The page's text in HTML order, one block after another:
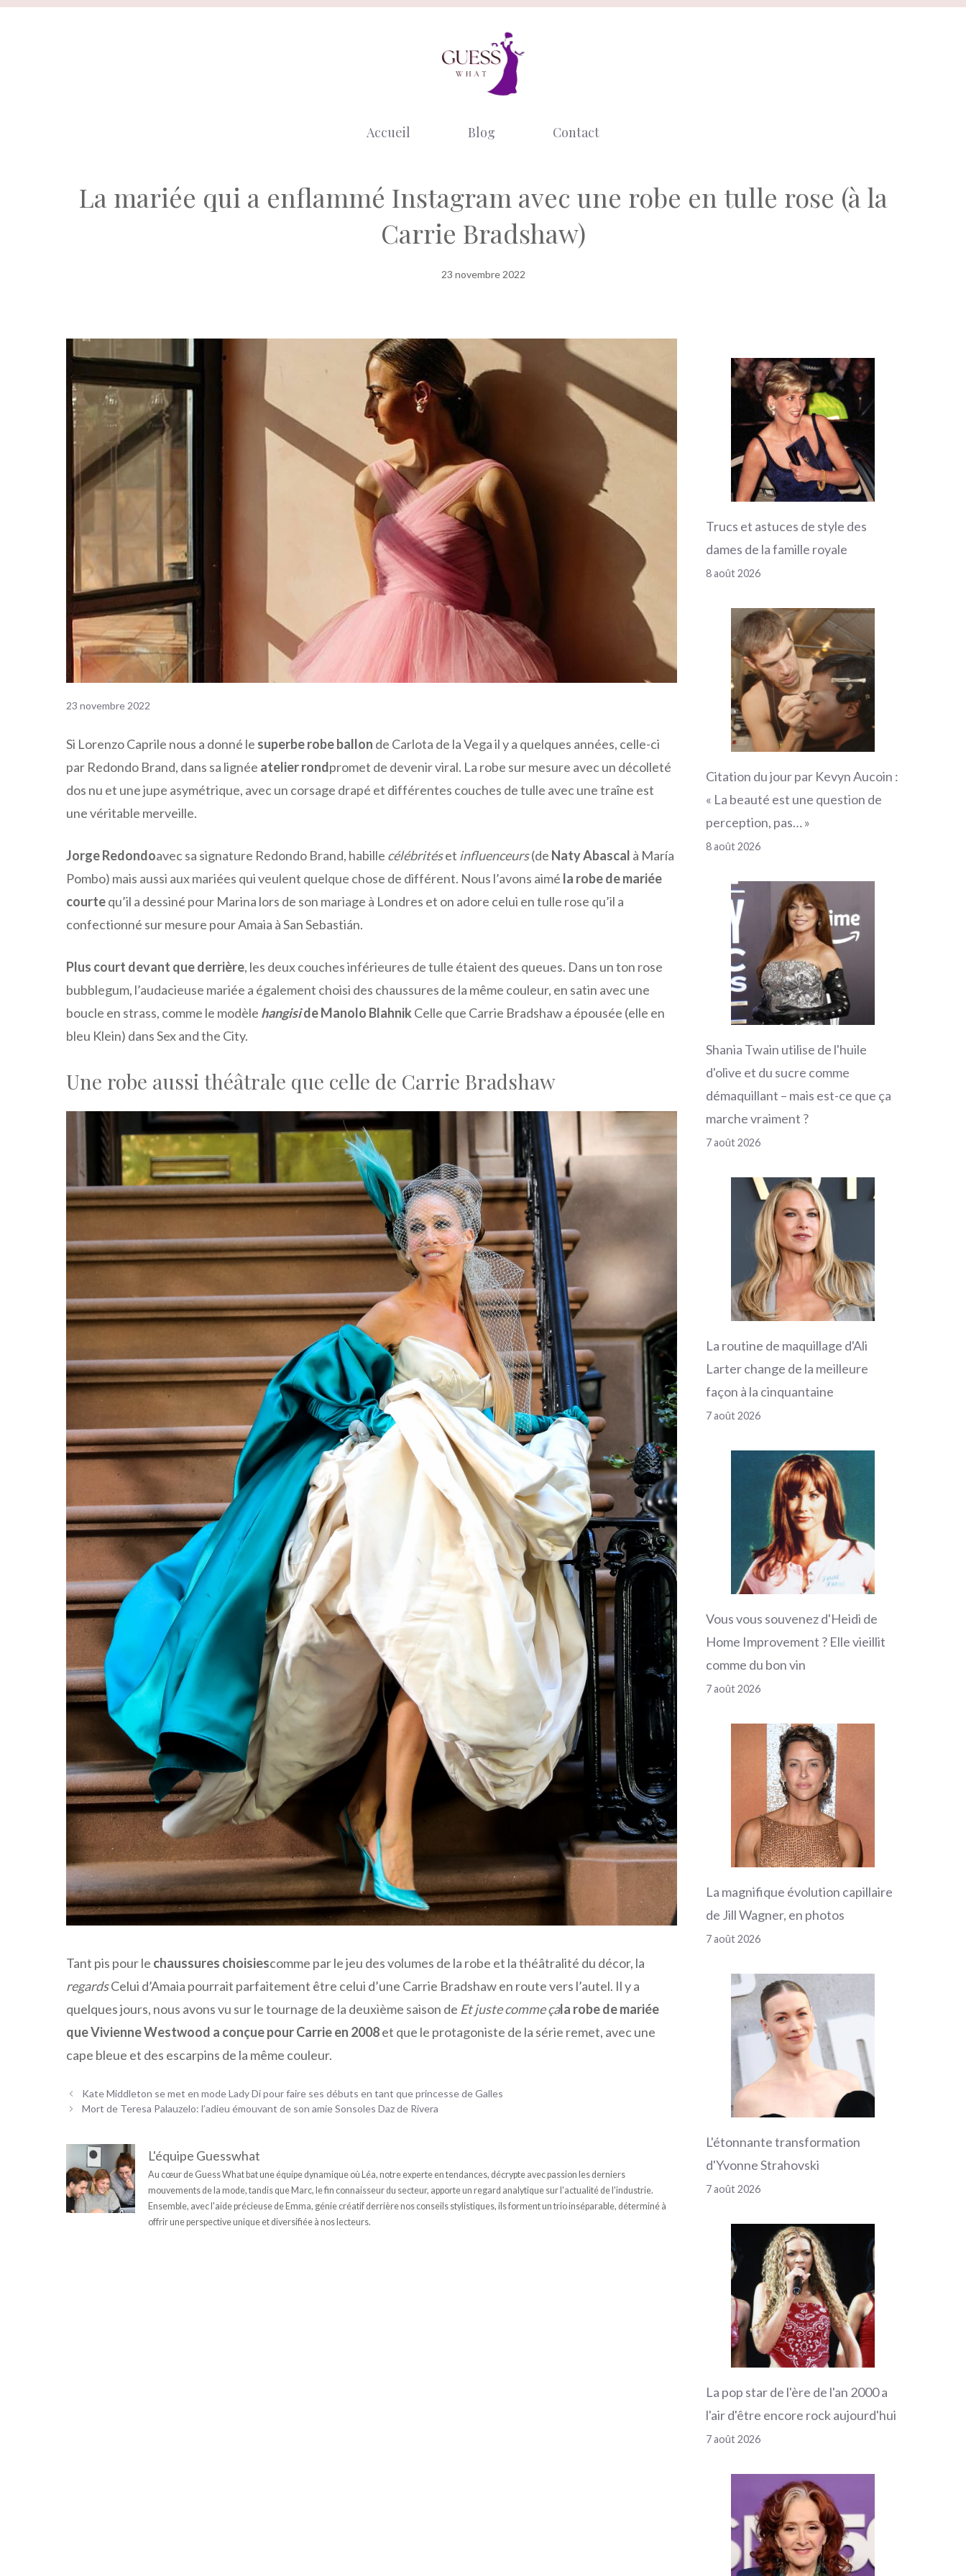
Aller
Accueil Blog Contact
La mariée qui a enflammé Instagram avec une robe en tulle rose (à la
Carrie Bradshaw)
23 novembre 2022
23 novembre 2022
Si Lorenzo Caprile nous a donné le superbe robe ballon de Carlota de la Vega il y a quelques années, celle-ci
par Redondo Brand, dans sa lignée atelier rondpromet de devenir viral. La robe sur mesure avec un décolleté
dos nu et une jupe asymétrique, avec un corsage drapé et différentes couches de tulle avec une traîne est
une véritable merveille.
Jorge Redondoavec sa signature Redondo Brand, habille célébritéset influenceurs(de Naty Abascal à María
Pombo) mais aussi aux mariées qui veulent quelque chose de différent. Nous l’avons aimé la robe de mariée
courtequ’il a dessiné pour Marina lors de son mariage à Londres et on adore celui en tulle rose qu’il a
confectionné sur mesure pour Amaia à San Sebastián.
Plus court devant que derrière, les deux couches inférieures de tulle étaient des queues. Dans un ton rose
bubblegum, l’audacieuse mariée a également choisi des chaussures de la même couleur, en satin avec une
boucle en strass, comme le modèle hangiside Manolo Blahnik Celle que Carrie Bradshaw a épousée (elle en
bleu Klein) dans Sex and the City.
Une robe aussi théâtrale que celle de Carrie Bradshaw
Tant pis pour le chaussures choisiescomme par le jeu des volumes de la robe et la théâtralité du décor, la
regardsCelui d’Amaia pourrait parfaitement être celui d’une Carrie Bradshaw en route vers l’autel. Il y a
quelques jours, nous avons vu sur le tournage de la deuxième saison de Et juste comme çala robe de mariée
que Vivienne Westwood a conçue pour Carrie en 2008et que le protagoniste de la série remet, avec une
cape bleue et des escarpins de la même couleur.
Kate Middleton se met en mode Lady Di pour faire ses débuts en tant que princesse de Galles
Mort de Teresa Palauzelo: l’adieu émouvant de son amie Sonsoles Daz de Rivera
L'équipe Guesswhat
Au cœur de Guess What bat une équipe dynamique où Léa, notre experte en tendances, décrypte avec passion les derniers
mouvements de la mode, tandis que Marc, le fin connaisseur du secteur, apporte un regard analytique sur l'actualité de l'industrie.
Ensemble, avec l'aide précieuse de Emma, génie créatif derrière nos conseils stylistiques, ils forment un trio inséparable, déterminé à
offrir une perspective unique et diversifiée à nos lecteurs.
Trucs et astuces de style des
dames de la famille royale
8 août 2026
Citation du jour par Kevyn Aucoin :
« La beauté est une question de
perception, pas… »
8 août 2026
Shania Twain utilise de l'huile
d'olive et du sucre comme
démaquillant – mais est-ce que ça
marche vraiment ?
7 août 2026
La routine de maquillage d'Ali
Larter change de la meilleure
façon à la cinquantaine
7 août 2026
Vous vous souvenez d'Heidi de
Home Improvement ? Elle vieillit
comme du bon vin
7 août 2026
La magnifique évolution capillaire
de Jill Wagner, en photos
7 août 2026
L'étonnante transformation
d'Yvonne Strahovski
7 août 2026
La pop star de l'ère de l'an 2000 a
l'air d'être encore rock aujourd'hui
7 août 2026